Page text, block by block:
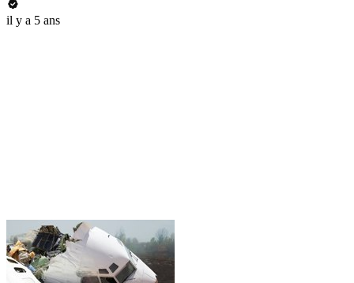
il y a 5 ans